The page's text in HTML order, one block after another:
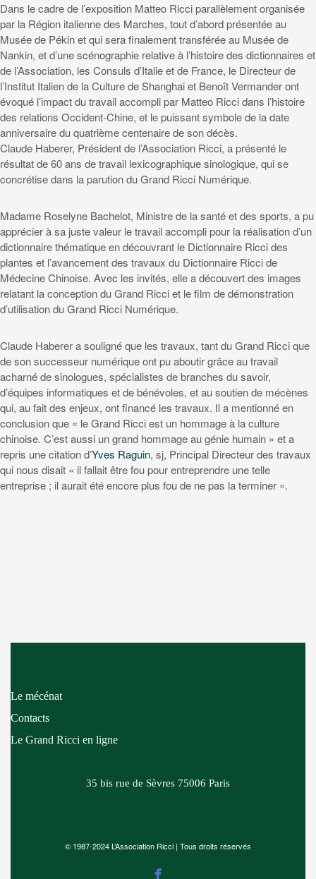
Dans le cadre de l’exposition Matteo Ricci parallèlement organisée
par la Région italienne des Marches, tout d’abord présentée au
Musée de Pékin et qui sera finalement transférée au Musée de
Nankin, et d’une scénographie relative à l’histoire des dictionnaires et
de l’Association, les Consuls d’Italie et de France, le Directeur de
l’Institut Italien de la Culture de Shanghai et Benoît Vermander ont
évoqué l’impact du travail accompli par Matteo Ricci dans l’histoire
des relations Occident-Chine, et le puissant symbole de la date
anniversaire du quatrième centenaire de son décès.
Claude Haberer, Président de l’Association Ricci, a présenté le
résultat de 60 ans de travail lexicographique sinologique, qui se
concrétise dans la parution du Grand Ricci Numérique.
Madame Roselyne Bachelot, Ministre de la santé et des sports, a pu
apprécier à sa juste valeur le travail accompli pour la réalisation d’un
dictionnaire thématique en découvrant le Dictionnaire Ricci des
plantes et l’avancement des travaux du Dictionnaire Ricci de
Médecine Chinoise. Avec les invités, elle a découvert des images
relatant la conception du Grand Ricci et le film de démonstration
d’utilisation du Grand Ricci Numérique.
Claude Haberer a souligné que les travaux, tant du Grand Ricci que
de son successeur numérique ont pu aboutir grâce au travail
acharné de sinologues, spécialistes de branches du savoir,
d’équipes informatiques et de bénévoles, et au soutien de mécènes
qui, au fait des enjeux, ont financé les travaux. Il a mentionné en
conclusion que « le Grand Ricci est un hommage à la culture
chinoise. C’est aussi un grand hommage au génie humain » et a
repris une citation d’Yves Raguin, sj, Principal Directeur des travaux
qui nous disait « il fallait être fou pour entreprendre une telle
entreprise ; il aurait été encore plus fou de ne pas la terminer ».
Le mécénat
Contacts
Le Grand Ricci en ligne
35 bis rue de Sèvres 75006 Paris
© 1987-2024 L’Association Ricci | Tous droits réservés